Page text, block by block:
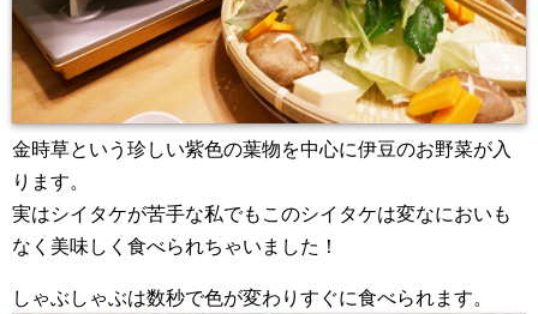
金時草という珍しい紫色の葉物を中心に伊豆のお野菜が入
ります。
実はシイタケが苦手な私でもこのシイタケは変なにおいも
なく美味しく食べられちゃいました！
しゃぶしゃぶは数秒で色が変わりすぐに食べられます。